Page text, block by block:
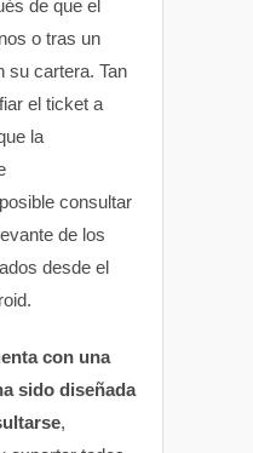
de que el
o tras un
su cartera. Tan
el ticket a
la
consultar
de los
desde el
con una
sido diseñada
,